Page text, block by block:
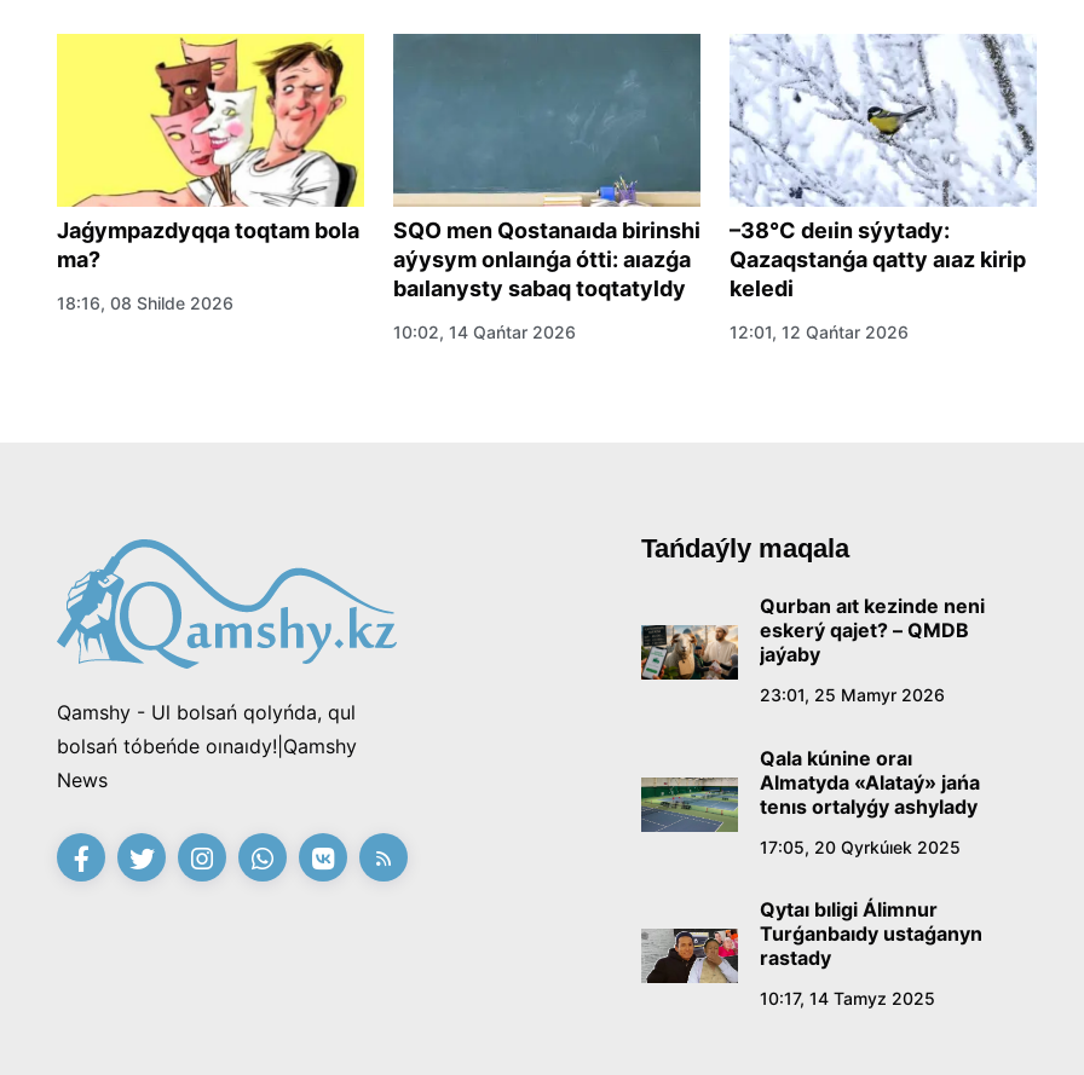
Jaǵympazdyqqa toqtam bola
ma?
18:16, 08 Shilde 2026
SQO men Qostanaıda birinshi
aýysym onlaınǵa ótti: aıazǵa
baılanysty sabaq toqtatyldy
10:02, 14 Qańtar 2026
–38°C deıin sýytady:
Qazaqstanǵa qatty aıaz kirip
keledi
12:01, 12 Qańtar 2026
Qamshy - Ul bolsań qolyńda, qul
bolsań tóbeńde oınaıdy!|Qamshy
News
Tańdaýly maqala
Qurban aıt kezinde neni
eskerý qajet? – QMDB
jaýaby
23:01, 25 Mamyr 2026
Qala kúnine oraı
Almatyda «Alataý» jańa
tenıs ortalyǵy ashylady
17:05, 20 Qyrkúıek 2025
Qytaı bıligi Álimnur
Turǵanbaıdy ustaǵanyn
rastady
10:17, 14 Tamyz 2025